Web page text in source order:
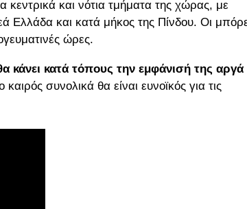
και νότια τμήματα της χώρας, με
Ελλάδα και κατά μήκος της Πίνδου. Οι
ώρες.
κάνει κατά τόπους την εμφάνισή της αργά
συνολικά θα είναι ευνοϊκός για τις